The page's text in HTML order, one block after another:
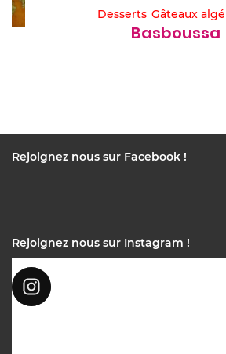
Desserts Gâteaux
Basboussa
Rejoignez nous sur Facebook !
Rejoignez nous sur Instagram !